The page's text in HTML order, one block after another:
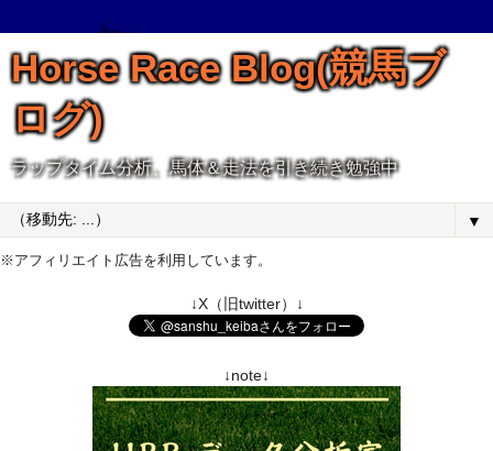
Horse Race Blog(競馬ブ
ログ)
ラップタイム分析、馬体＆走法を引き続き勉強中
▼
※アフィリエイト広告を利用しています。
↓X（旧twitter）↓
↓note↓